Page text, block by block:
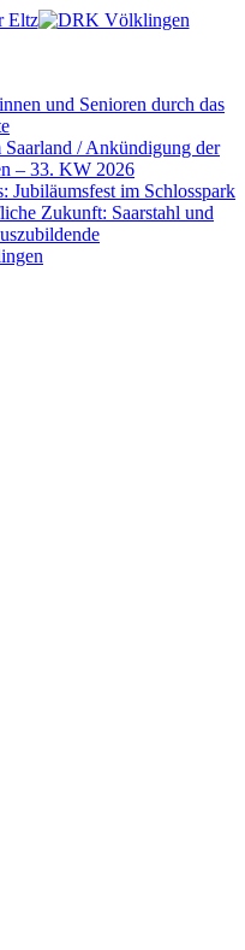
und Senioren durch das
/ Ankündigung der
– 33. KW 2026
Jubiläumsfest im Schlosspark
Zukunft: Saarstahl und